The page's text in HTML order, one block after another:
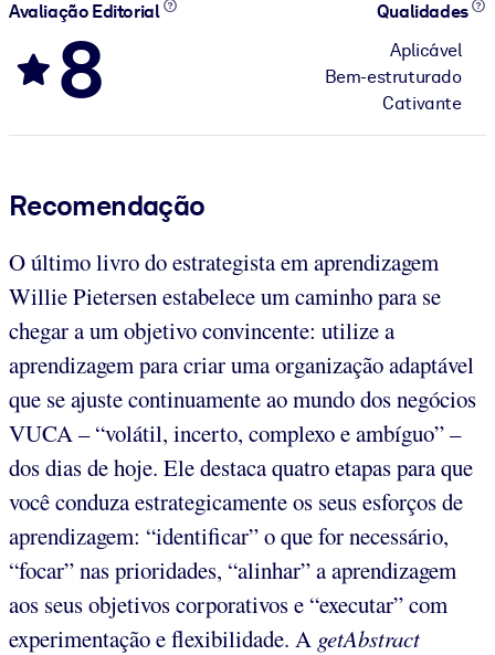
Avaliação Editorial
8
Qualidades
Aplicável
Bem-estruturado
Cativante
Recomendação
O último livro do estrategista em aprendizagem
Willie Pietersen estabelece um caminho para se
chegar a um objetivo convincente: utilize a
aprendizagem para criar uma organização adaptável
que se ajuste continuamente ao mundo dos negócios
VUCA – “volátil, incerto, complexo e ambíguo” –
dos dias de hoje. Ele destaca quatro etapas para que
você conduza estrategicamente os seus esforços de
aprendizagem: “identificar” o que for necessário,
“focar” nas prioridades, “alinhar” a aprendizagem
aos seus objetivos corporativos e “executar” com
experimentação e flexibilidade. A getAbstract